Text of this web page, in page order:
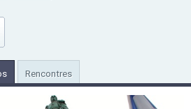
Rencontres